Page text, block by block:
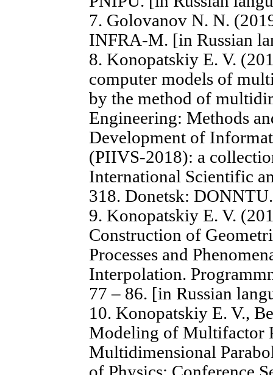
7. Golovanov N. N.
INFRA-M. [in Russian
8. Konopatskiy E. V.
computer models of
by the method of
Engineering: Methods
Development of
(PIIVS-2018): a
International Scientific
318. Donetsk:
9. Konopatskiy E. V.
Construction of
Processes and
Interpolation.
77 – 86. [in Russian
10. Konopatskiy E. V.,
Modeling of Multifactor
Multidimensional